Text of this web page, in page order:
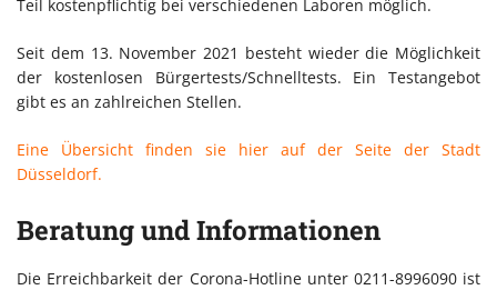
Teil kostenpflichtig bei verschiedenen Laboren möglich.
Seit dem 13. November 2021 besteht wieder die Möglichkeit
der kostenlosen Bürgertests/Schnelltests. Ein Testangebot
gibt es an zahlreichen Stellen.
Eine Übersicht finden sie hier auf der Seite der Stadt
Düsseldorf.
Beratung und Informationen
Die Erreichbarkeit der Corona-Hotline unter 0211-8996090 ist